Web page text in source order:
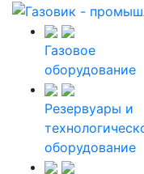
Газовое
оборудование
Резервуары и
оборудование